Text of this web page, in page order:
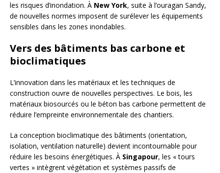
les risques d’inondation. À New York, suite à l’ouragan Sandy,
de nouvelles normes imposent de surélever les équipements
sensibles dans les zones inondables.
Vers des bâtiments bas carbone et
bioclimatiques
L’innovation dans les matériaux et les techniques de
construction ouvre de nouvelles perspectives. Le bois, les
matériaux biosourcés ou le béton bas carbone permettent de
réduire l’empreinte environnementale des chantiers.
La conception bioclimatique des bâtiments (orientation,
isolation, ventilation naturelle) devient incontournable pour
réduire les besoins énergétiques. À Singapour, les « tours
vertes » intègrent végétation et systèmes passifs de